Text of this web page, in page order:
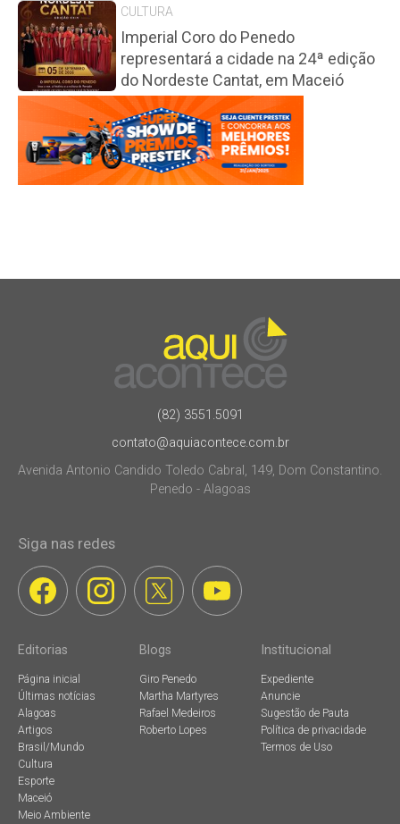
CULTURA
Imperial Coro do Penedo
representará a cidade na 24ª edição
do Nordeste Cantat, em Maceió
(82) 3551.5091
contato@aquiacontece.com.br
Avenida Antonio Candido Toledo Cabral, 149, Dom Constantino.
Penedo - Alagoas
Siga nas redes
Editorias
Página inicial
Últimas notícias
Alagoas
Artigos
Brasil/Mundo
Cultura
Esporte
Maceió
Meio Ambiente
Blogs
Giro Penedo
Martha Martyres
Rafael Medeiros
Roberto Lopes
Institucional
Expediente
Anuncie
Sugestão de Pauta
Política de privacidade
Termos de Uso